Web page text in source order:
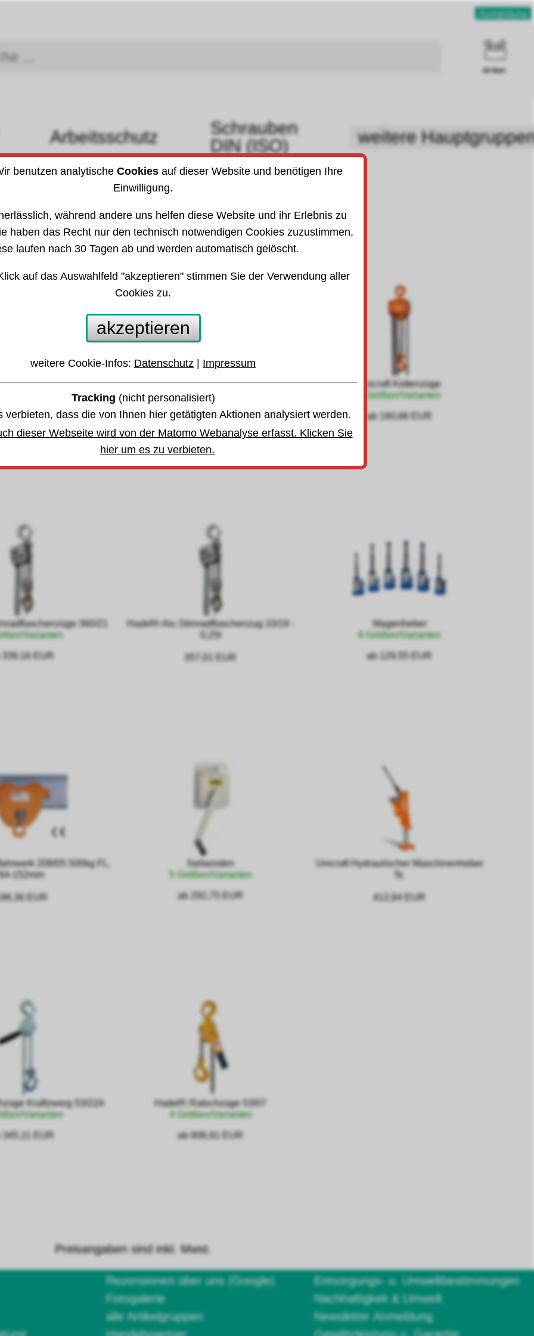
Anmeldung
ist leer
Arbeitsschutz
Schrauben
DIN (ISO)
weitere
Befestigen »Hebezeuge
Fig. 9/12VA 500kg
EUR
Stahlwinde
6 Größen/Varianten
ab 502,55 EUR
Unicraft Kettenzüge
3 Größen/Varianten
ab 160,66 EUR
360/21
Varianten
EUR
Hadef® Alu Stirnradflaschenzug 10/19 -
0,25t
357,01 EUR
Wagenheber
6 Größen/Varianten
ab 129,55 EUR
208/05 500kg FL.
64-152mm
196,36 EUR
Seilwinden
5 Größen/Varianten
ab 292,75 EUR
Unicraft Hydraulischer Maschinenheber
5t.
412,64 EUR
Kraftzwerg 53/22A
Varianten
345,11 EUR
Hadef® Ratschzüge 53/07
4 Größen/Varianten
ab 606,91 EUR
Preisangaben sind inkl. Mwst.
Rezensionen über uns (Google)
Fotogalerie
alle Artikelgruppen
Entsorgungs- u. Umweltbestimmungen
Nachhaltigkeit & Umwelt
Newsletter Anmeldung
benutzen analytische Cookiesauf dieser Website und benötigen Ihre
Einwilligung.
während andere uns helfen diese Website und ihr Erlebnis zu
haben das Recht nur den technisch notwendigen Cookies zuzustimmen,
laufen nach 30 Tagen ab und werden automatisch gelöscht.
auf das Auswahlfeld "akzeptieren" stimmen Sie der Verwendung aller
Cookies zu.
akzeptieren
weitere Cookie-Infos: Datenschutz | Impressum
Tracking (nicht personalisiert)
verbieten, dass die von Ihnen hier getätigten Aktionen analysiert werden.
dieser Webseite wird von der Matomo Webanalyse erfasst. Klicken Sie
hier um es zu verbieten.